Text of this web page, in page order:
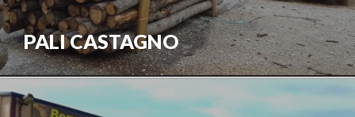
PALI CASTAGNO